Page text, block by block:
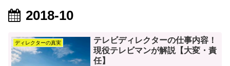
2018-10
ディレクターの真実
テレビディレクターの仕事内容！
現役テレビマンが解説【大変・責
任】